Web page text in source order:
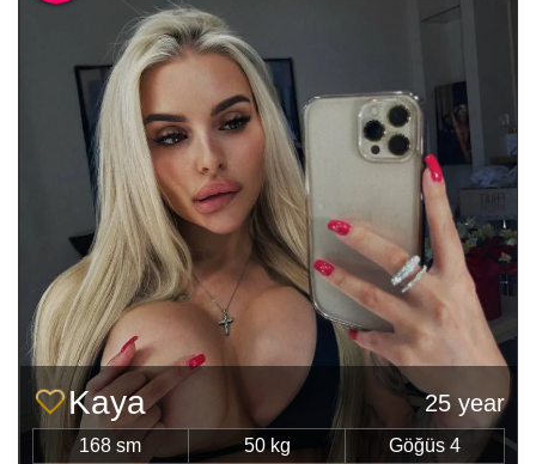
Kaya 25 year
168 sm 50 kg Göğüs 4